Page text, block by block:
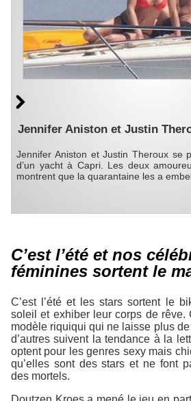
Jennifer Aniston et Justin
Jennifer Aniston et Justin Theroux se
d’un yacht à Capri. Les deux
montrent que la quarantaine les a
C’est l’été et nos
féminines sortent le
C’est l’été et les stars sortent le
soleil et exhiber leur corps de rêve.
modèle riquiqui qui ne laisse plus
d’autres suivent la tendance à la
optent pour les genres sexy mais
qu’elles sont des stars et ne font
des mortels.